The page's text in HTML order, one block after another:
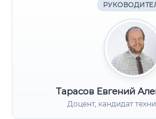
Тарасов Евгений
Доцент, кандидат